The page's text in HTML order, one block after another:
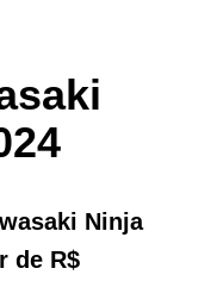
Ninja
de R$